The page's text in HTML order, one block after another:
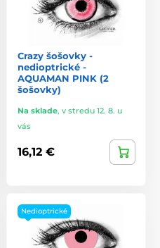
Crazy šošovky -
nedioptrické -
AQUAMAN PINK (2
šošovky)
Na sklade, v stredu 12. 8. u
vás
16,12 €
Nedioptrické